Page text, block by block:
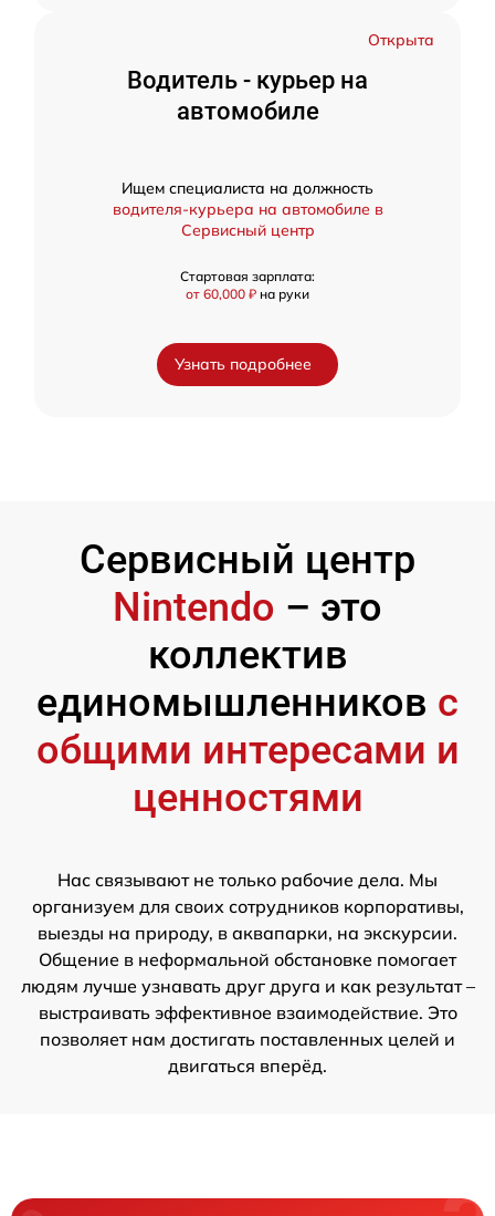
Открыта
Водитель - курьер на
автомобиле
Ищем специалиста на должность
водителя-курьера на автомобиле в
Сервисный центр
Стартовая зарплата:
от 60,000 ₽ на руки
Узнать подробнее
Сервисный центр
Nintendo – это
коллектив
единомышленников с
общими интересами и
ценностями
Нас связывают не только рабочие дела. Мы
организуем для своих сотрудников корпоративы,
выезды на природу, в аквапарки, на экскурсии.
Общение в неформальной обстановке помогает
людям лучше узнавать друг друга и как результат –
выстраивать эффективное взаимодействие. Это
позволяет нам достигать поставленных целей и
двигаться вперёд.